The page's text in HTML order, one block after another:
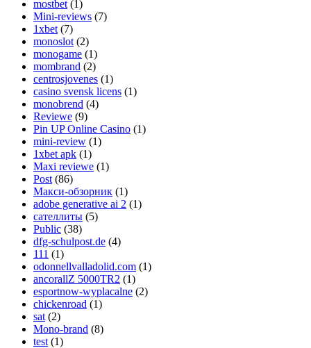
mostbet (1)
Mini-reviews (7)
1xbet (7)
monoslot (2)
monogame (1)
mombrand (2)
centrosjovenes (1)
casino svensk licens (1)
monobrend (4)
Reviewe (9)
Pin UP Online Casino (1)
mini-review (1)
1xbet apk (1)
Maxi reviewe (1)
Post (86)
Макси-обзорник (1)
adobe generative ai 2 (1)
сателлиты (5)
Public (38)
dfg-schulpost.de (4)
111 (1)
odonnellvalladolid.com (1)
ancorallZ 5000TR2 (1)
esportnow-wyplacalne (2)
chickenroad (1)
sat (2)
Mono-brand (8)
test (1)